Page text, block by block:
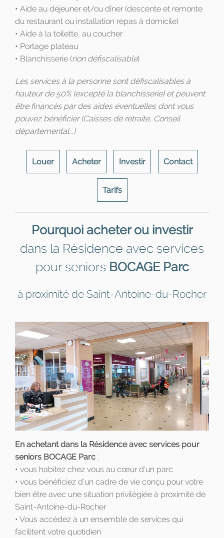
• Aide au déjeuner et/ou dîner (descente et remonte
du restaurant ou installation repas à domicile)
• Aide à la toilette, au coucher
• Portage plateau
• Blanchisserie (non défiscalisable)
Les services à la personne sont défiscalisables à
hauteur de 50% (excepté la blanchisserie) et peuvent
être financés par des aides éventuelles dont vous
pouvez bénéficier (Caisses de retraite, Conseil
départemental...)
Louer Acheter Investir Contact
Tarifs
Pourquoi acheter ou investir
dans la Résidence avec services
pour seniors BOCAGE Parc
à proximité de Saint-Antoine-du-Rocher
En achetant dans la Résidence avec services pour
seniors BOCAGE Parc :
• vous habitez chez vous au cœur d'un parc
• vous bénéficiez d’un cadre de vie conçu pour votre
bien être avec une situation privilégiée à proximité de
Saint-Antoine-du-Rocher
• Vous accédez à un ensemble de services qui
facilitent votre quotidien